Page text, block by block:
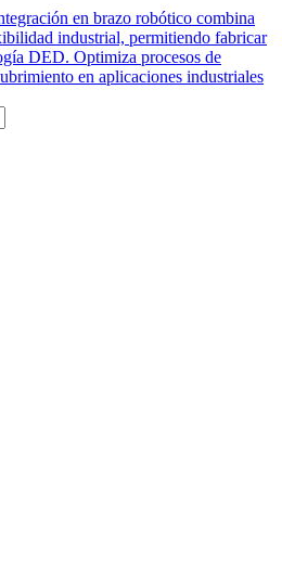
en brazo robótico combina
industrial, permitiendo fabricar
DED. Optimiza procesos de
en aplicaciones industriales